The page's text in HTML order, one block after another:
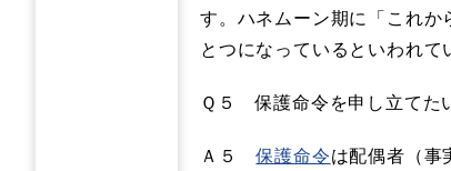
す。ハネムーン期に「これ
とつになっているといわれて
Ｑ５ 保護命令を申し立てた
Ａ５保護命令は配偶者（事